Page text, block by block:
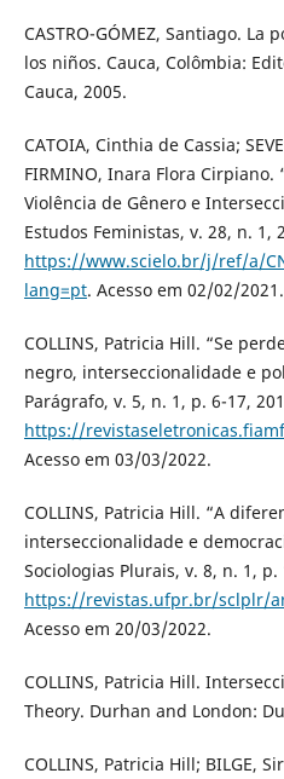
CASTRO-GÓMEZ, Santiago. La
los niños. Cauca, Colômbia:
Cauca, 2005.
CATOIA, Cinthia de Cassia;
FIRMINO, Inara Flora Cirpiano.
Violência de Gênero e
Estudos Feministas, v. 28, n. 1,
https://www.scielo.br/j/ref/a/
lang=pt. Acesso em 02/02/2021.
COLLINS, Patricia Hill. “Se
negro, interseccionalidade e
Parágrafo, v. 5, n. 1, p. 6-17,
https://
Acesso em 03/03/2022.
COLLINS, Patricia Hill. “A
interseccionalidade e
Sociologias Plurais, v. 8, n. 1,
https://revistas.ufpr.br/sclplr/
Acesso em 20/03/2022.
COLLINS, Patricia Hill.
Theory. Durhan and London:
COLLINS, Patricia Hill; BILGE,